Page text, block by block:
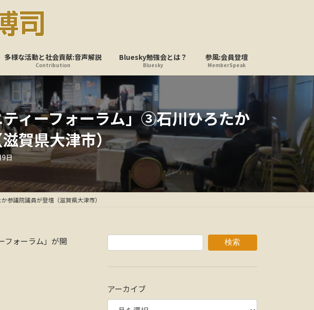
多様な活動と社会貢献:音声解説
Contribution
Bluesky勉強会とは？
Bluesky
参風:会員登壇
MemberSpeak
ィーフォーラム」③石川ひろたか
賀県大津市）
9日
参議院議員が登壇（滋賀県大津市）
フォーラム」が開
検索
アーカイブ